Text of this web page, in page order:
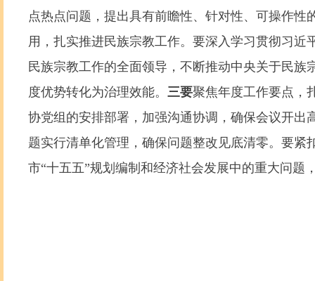
点热点问题，提出具有前瞻性、针对性、可操作
用，扎实推进民族宗教工作。要深入学习贯彻习
民族宗教工作的全面领导，不断推动中央关于民
度优势转化为治理效能。 三要聚焦年度工作要点，
协党组的安排部署，加强沟通协调，确保会议开
题实行清单化管理，确保问题整改见底清零。要紧
市“十五五”规划编制和经济社会发展中的重大问